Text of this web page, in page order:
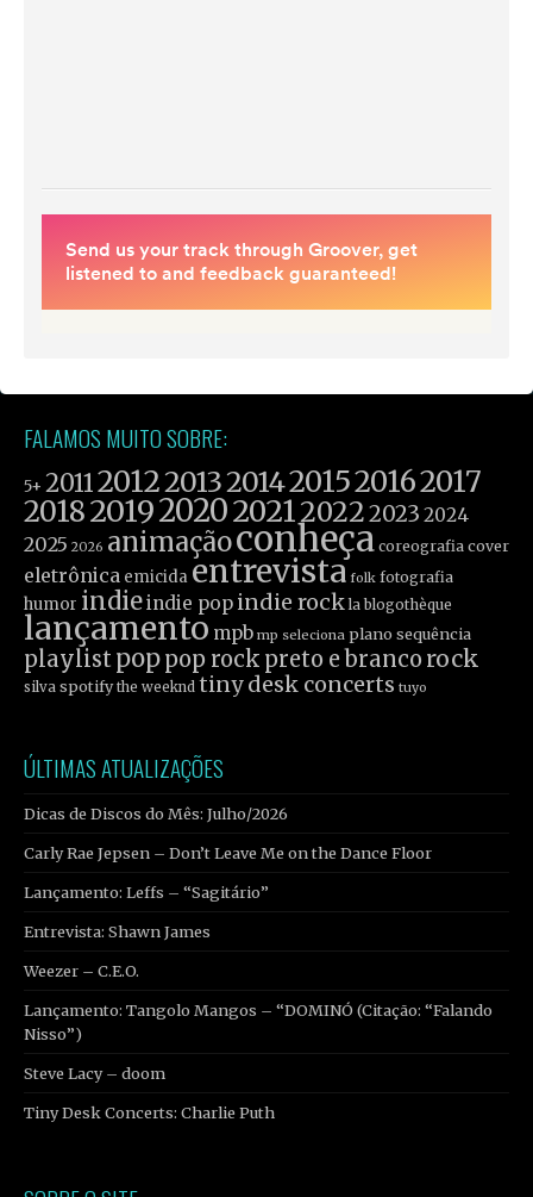
FALAMOS MUITO SOBRE:
5+ 2011201220132014201520162017
201820192020202120222023 2024
2025 2026 animaçãoconheça coreografia cover
eletrônica emicida entrevista folk fotografia
humor indieindie pop indie rock la blogothèque
lançamento mpb mp seleciona plano sequência
playlist poppop rock preto e branco rock
silva spotify the weeknd tiny desk concerts tuyo
ÚLTIMAS ATUALIZAÇÕES
Dicas de Discos do Mês: Julho/2026
Carly Rae Jepsen – Don’t Leave Me on the Dance Floor
Lançamento: Leffs – “Sagitário”
Entrevista: Shawn James
Weezer – C.E.O.
Lançamento: Tangolo Mangos – “DOMINÓ (Citação: “Falando
Nisso”)
Steve Lacy – doom
Tiny Desk Concerts: Charlie Puth